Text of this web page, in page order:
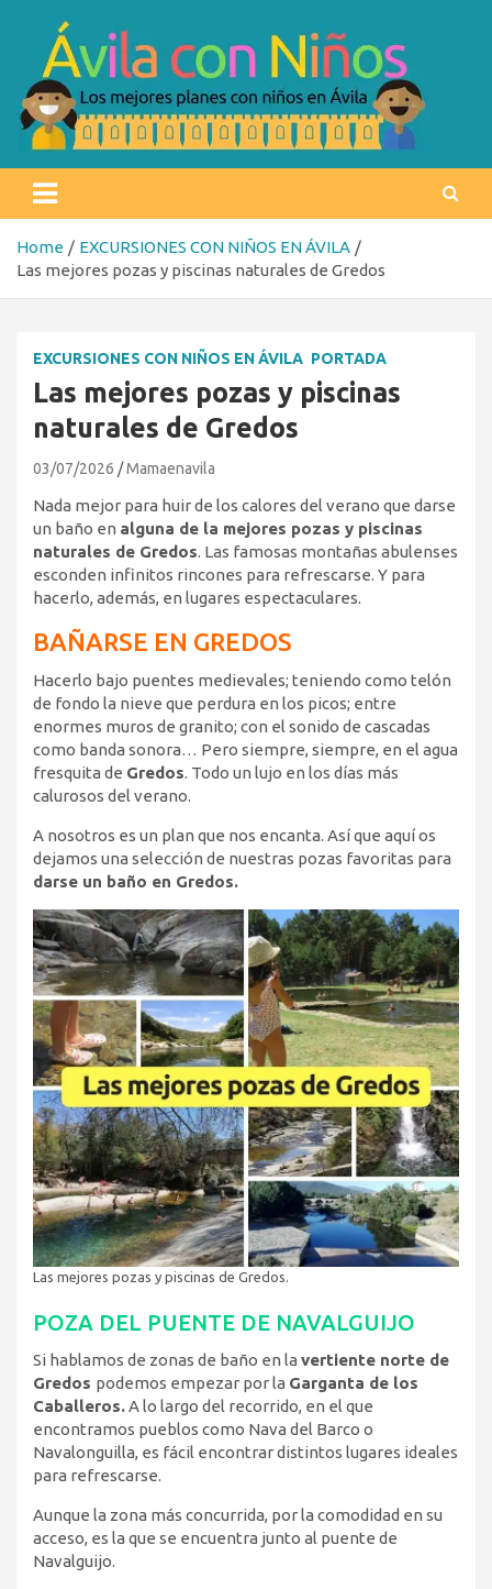
content
Ávila con niños
Home
EXCURSIONES CON NIÑOS EN ÁVILA
Las mejores pozas y piscinas naturales de Gredos
EXCURSIONES CON NIÑOS EN ÁVILA PORTADA
Las mejores pozas y piscinas
naturales de Gredos
03/07/2026 Mamaenavila
Nada mejor para huir de los calores del verano que darse
un baño en alguna de la mejores pozas y piscinas
naturales de Gredos. Las famosas montañas abulenses
esconden infinitos rincones para refrescarse. Y para
hacerlo, además, en lugares espectaculares.
BAÑARSE EN GREDOS
Hacerlo bajo puentes medievales; teniendo como telón
de fondo la nieve que perdura en los picos; entre
enormes muros de granito; con el sonido de cascadas
como banda sonora… Pero siempre, siempre, en el agua
fresquita de Gredos. Todo un lujo en los días más
calurosos del verano.
A nosotros es un plan que nos encanta. Así que aquí os
dejamos una selección de nuestras pozas favoritas para
darse un baño en Gredos.
Las mejores pozas y piscinas de Gredos.
POZA DEL PUENTE DE NAVALGUIJO
Si hablamos de zonas de baño en la vertiente norte de
Gredos podemos empezar por la Garganta de los
Caballeros.A lo largo del recorrido, en el que
encontramos pueblos como Nava del Barco o
Navalonguilla, es fácil encontrar distintos lugares ideales
para refrescarse.
Aunque la zona más concurrida, por la comodidad en su
acceso, es la que se encuentra junto al puente de
Navalguijo.